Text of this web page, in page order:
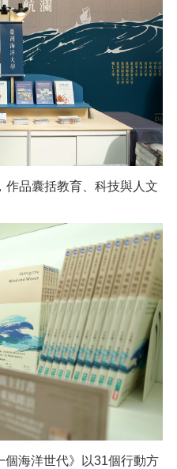
作品囊括教育、科技與人文
個海洋世代》以31個行動方